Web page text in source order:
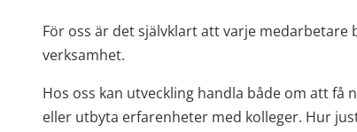
För oss är det självklart att varje
verksamhet.
Hos oss kan utveckling handla både om att
eller utbyta erfarenheter med kolleger. Hur